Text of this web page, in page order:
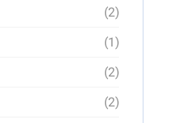
(2)
(1)
(2)
(2)